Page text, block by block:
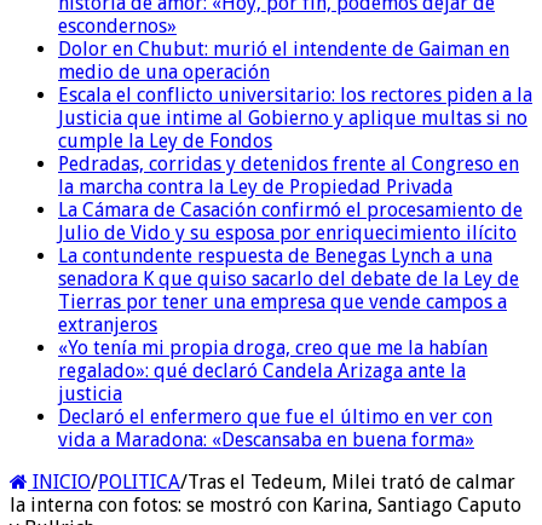
escondernos»
Dolor en Chubut: murió el intendente de Gaiman en
medio de una operación
Escala el conflicto universitario: los rectores piden a la
Justicia que intime al Gobierno y aplique multas si no
cumple la Ley de Fondos
Pedradas, corridas y detenidos frente al Congreso en
la marcha contra la Ley de Propiedad Privada
La Cámara de Casación confirmó el procesamiento de
Julio de Vido y su esposa por enriquecimiento ilícito
La contundente respuesta de Benegas Lynch a una
senadora K que quiso sacarlo del debate de la Ley de
Tierras por tener una empresa que vende campos a
extranjeros
«Yo tenía mi propia droga, creo que me la habían
regalado»: qué declaró Candela Arizaga ante la
justicia
Declaró el enfermero que fue el último en ver con
vida a Maradona: «Descansaba en buena forma»
INICIO/POLITICA/Tras el Tedeum, Milei trató de calmar
la interna con fotos: se mostró con Karina, Santiago Caputo